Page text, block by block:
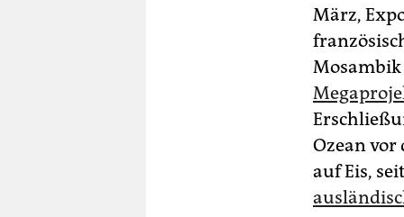
März,
Ozean vor
auf Eis, seit